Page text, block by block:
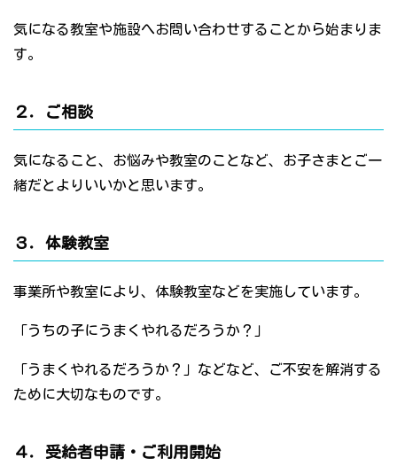
気になる教室や施設へお問い合わせすることから始まりま
す。
２．ご相談
気になること、お悩みや教室のことなど、お子さまとご一
緒だとよりいいかと思います。
３．体験教室
事業所や教室により、体験教室などを実施しています。
「うちの子にうまくやれるだろうか？」
「うまくやれるだろうか？」などなど、ご不安を解消する
ために大切なものです。
４．受給者申請・ご利用開始